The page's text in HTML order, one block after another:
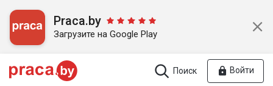
Praca.by
Загрузите на Google Play
Поиск Войти